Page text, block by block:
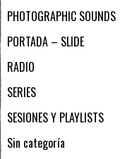
PHOTOGRAPHIC SOUNDS
PORTADA – SLIDE
RADIO
SERIES
SESIONES Y PLAYLISTS
Sin categoría